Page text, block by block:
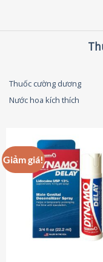
Thuốc cường dương
Nước hoa kích thích
Giảm giá!